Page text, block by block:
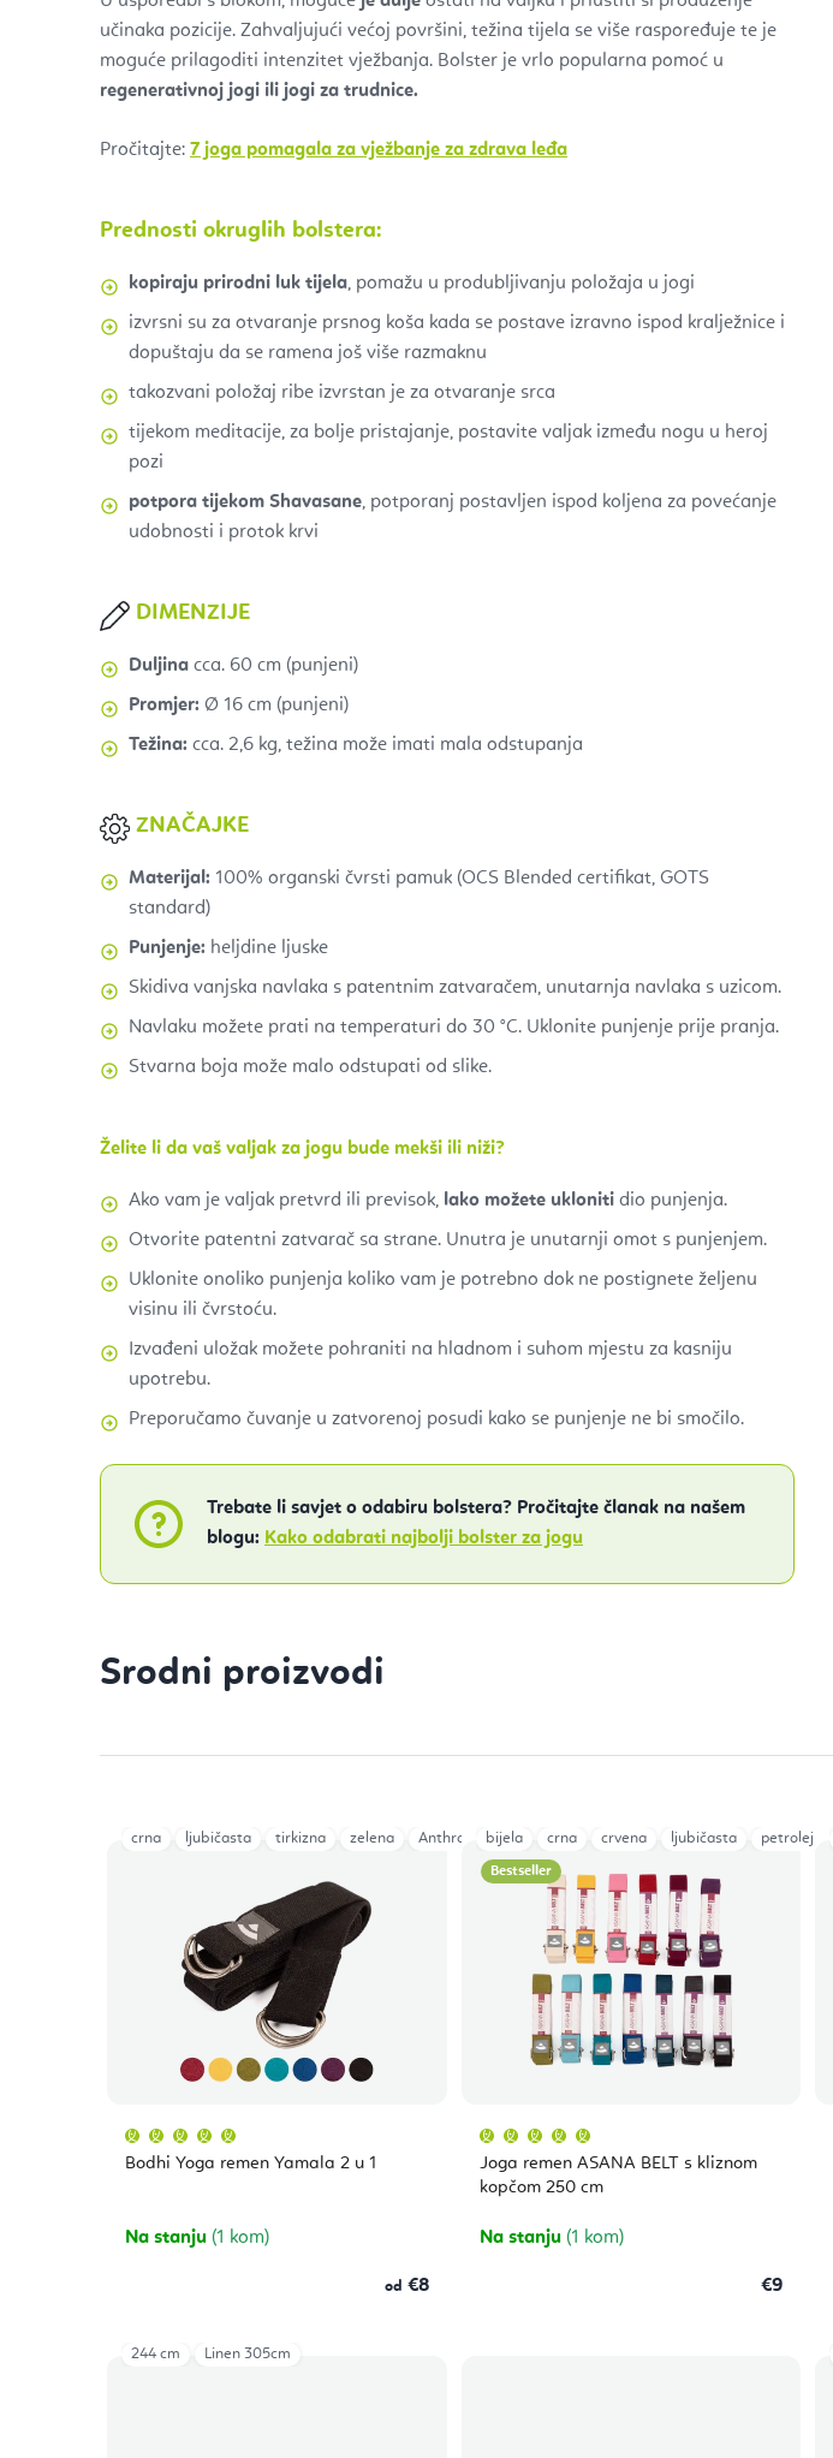
učinaka pozicije. Zahvaljujući većoj površini, težina tijela se više raspoređuje te je
moguće prilagoditi intenzitet vježbanja. Bolster je vrlo popularna pomoć u
regenerativnoj jogi ili jogi za trudnice.
Pročitajte: 7 joga pomagala za vježbanje za zdrava leđa
Prednosti okruglih bolstera:
kopiraju prirodni luk tijela, pomažu u produbljivanju položaja u jogi
izvrsni su za otvaranje prsnog koša kada se postave izravno ispod kralježnice i
dopuštaju da se ramena još više razmaknu
takozvani položaj ribe izvrstan je za otvaranje srca
tijekom meditacije, za bolje pristajanje, postavite valjak između nogu u heroj
pozi
potpora tijekom Shavasane, potporanj postavljen ispod koljena za povećanje
udobnosti i protok krvi
DIMENZIJE
Duljina cca. 60 cm (punjeni)
Promjer: Ø 16 cm (punjeni)
Težina: cca. 2,6 kg, težina može imati mala odstupanja
ZNAČAJKE
Materijal: 100% organski čvrsti pamuk (OCS Blended certifikat, GOTS
standard)
Punjenje: heljdine ljuske
Skidiva vanjska navlaka s patentnim zatvaračem, unutarnja navlaka s uzicom.
Navlaku možete prati na temperaturi do 30 °C. Uklonite punjenje prije pranja.
Stvarna boja može malo odstupati od slike.
Želite li da vaš valjak za jogu bude mekši ili niži?
Ako vam je valjak pretvrd ili previsok, lako možete ukloniti dio punjenja.
Otvorite patentni zatvarač sa strane. Unutra je unutarnji omot s punjenjem.
Uklonite onoliko punjenja koliko vam je potrebno dok ne postignete željenu
visinu ili čvrstoću.
Izvađeni uložak možete pohraniti na hladnom i suhom mjestu za kasniju
upotrebu.
Preporučamo čuvanje u zatvorenoj posudi kako se punjenje ne bi smočilo.
Trebate li savjet o odabiru bolstera? Pročitajte članak na našem
blogu: Kako odabrati najbolji bolster za jogu
Srodni proizvodi
Bodhi Yoga remen Yamala 2 u 1
proizvoda
je
zvjezdica.
Na stanju (1 kom)
od €8
crna ljubičasta tirkizna zelena Anthracite Dark Green
Bestseller
Joga remen ASANA BELT s kliznom
kopčom 250 cm
proizvoda
je
5,0
zvjezdica.
Na stanju (1 kom)
€9
bijela crna crvena ljubičasta petrolej
244 cm Linen 305cm